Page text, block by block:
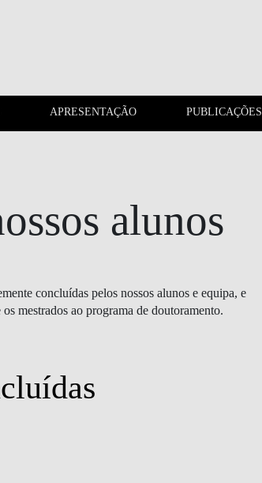
APRESENTAÇÃO PUBLICAÇÕES
alunos
concluídas pelos nossos alunos e equipa, e
mestrados ao programa de doutoramento.